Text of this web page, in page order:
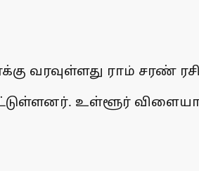
வரவுள்ளது ராம் சரண்
உள்ளூர்